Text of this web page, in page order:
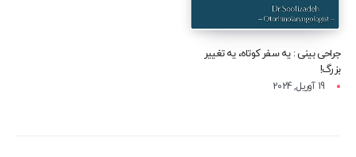
جراحی بینی : یه سفر کوتاه، یه تغییر
بزرگ!
19 آوریل, 2024